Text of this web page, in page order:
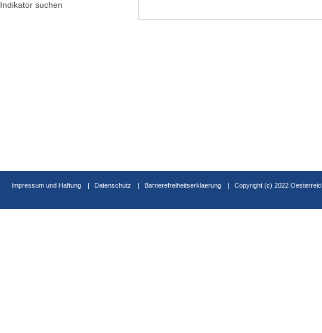
Indikator suchen
Impressum und Haftung Datenschutz Barrierefreiheitserklaerung Copyright (c) 2022